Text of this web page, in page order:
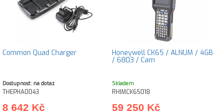
Common Quad Charger
Dostupnost: na dotaz
THEPHA0043
8 642 Kč
Honeywell CK65 / ALNUM / 4GB
/ 6803 / Cam
Skladem
RHIMCK65018
59 250 Kč